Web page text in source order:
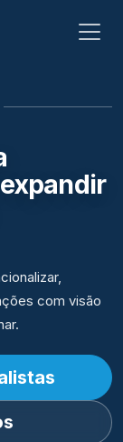
com visão